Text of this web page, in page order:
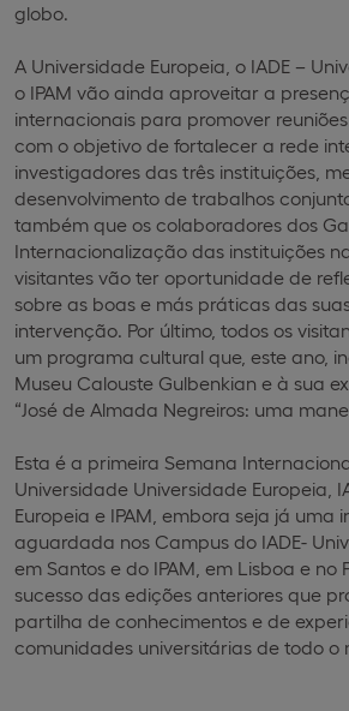
globo.
A Universidade Europeia, o IADE –
o IPAM vão ainda aproveitar a
internacionais para promover
com o objetivo de fortalecer a rede
investigadores das três instituições,
desenvolvimento de trabalhos
também que os colaboradores dos
Internacionalização das instituições
visitantes vão ter oportunidade de
sobre as boas e más práticas das
intervenção. Por último, todos os
um programa cultural que, este ano,
Museu Calouste Gulbenkian e à sua
“José de Almada Negreiros: uma
Esta é a primeira Semana
Universidade Universidade Europeia,
Europeia e IPAM, embora seja já uma
aguardada nos Campus do IADE-
em Santos e do IPAM, em Lisboa e no
sucesso das edições anteriores que
partilha de conhecimentos e de
comunidades universitárias de todo o